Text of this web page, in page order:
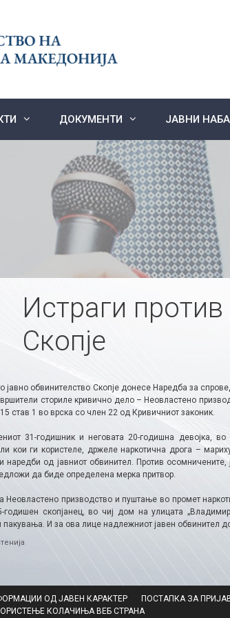
ДОКУМЕНТИ ЈАВНИ
Истраги
Скопје
јавно обвинителство Скопје донесе Наредба за
сториле кривично дело – Неовластено
став 1 во врска со член 22 од Кривичниот законик.
31-годишник и неговата 20-годишна девојка,
кои ги користеле, држеле наркотична дрога –
наредби од јавниот обвинител. Против
да биде определена мерка притвор.
Неовластено призводство и пуштање во промет
годишен скопјанец, во чиј дом на улицата
пакувања. И за ова лице надлежниот јавен обвинител
ОД ЈАВЕН КАРАКТЕР ПОСТАПКА ЗА
КОЛАЧИЊА ВЕБ СТРАНА